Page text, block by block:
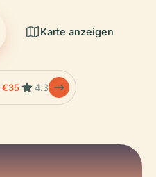
Karte anzeigen
€35 4.3